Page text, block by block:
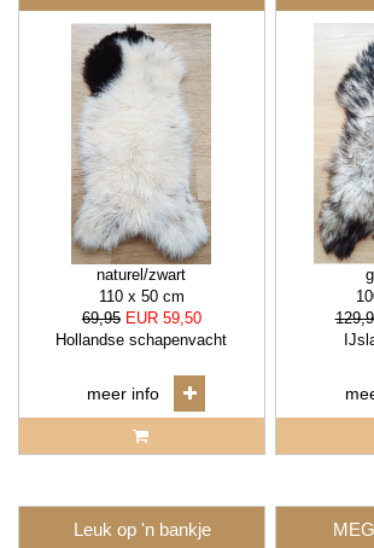
naturel/zwart
110 x 50 cm
69,95 EUR 59,50
Hollandse schapenvacht
meer info
Leuk op 'n bankje